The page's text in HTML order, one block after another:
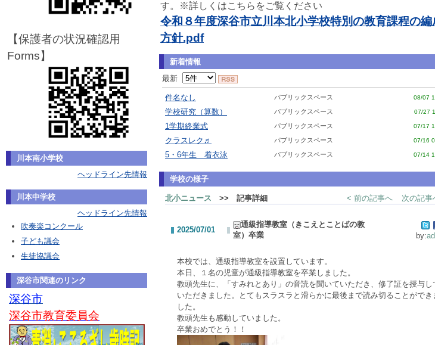
【保護者の状況確認用
Forms】
川本南小学校
ヘッドライン先情報
川本中学校
ヘッドライン先情報
吹奏楽コンクール
子ども議会
生徒協議会
深谷市関連のリンク
深谷市
深谷市教育委員会
す。※詳しくはこちらをご覧ください
令和８年度深谷市立川本北小学校特別の教育課程の編
方針.pdf
新着情報
最新
件名なし パブリックスペース 08/07
学校研究（算数） パブリックスペース 07/27
1学期終業式 パブリックスペース 07/17
クラスレク♬ パブリックスペース 07/16
5・6年生 着衣泳 パブリックスペース 07/14
学校の様子
北小ニュース >> 記事詳細 < 前の記事へ 次の記事
2025/07/01
通級指導教室（きこえとことばの教
室）卒業
by:
本校では、通級指導教室を設置しています。
本日、１名の児童が通級指導教室を卒業しました。
教頭先生に、「すみれとあり」の音読を聞いていただき、修了証を授与し
いただきました。とてもスラスラと滑らかに最後まで読み切ることができ
した。
教頭先生も感動していました。
卒業おめでとう！！